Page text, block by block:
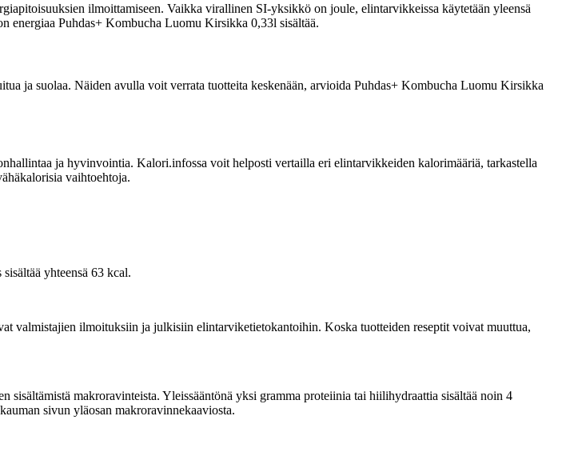
ilmoittamiseen. Vaikka virallinen SI-yksikkö on joule, elintarvikkeissa käytetään yleensä
Puhdas+ Kombucha Luomu Kirsikka 0,33l sisältää.
ja suolaa. Näiden avulla voit verrata tuotteita keskenään, arvioida Puhdas+ Kombucha Luomu Kirsikka
ja hyvinvointia. Kalori.infossa voit helposti vertailla eri elintarvikkeiden kalorimääriä, tarkastella
vaihtoehtoja.
yhteensä 63 kcal.
valmistajien ilmoituksiin ja julkisiin elintarviketietokantoihin. Koska tuotteiden reseptit voivat muuttua,
makroravinteista. Yleissääntönä yksi gramma proteiinia tai hiilihydraattia sisältää noin 4
sivun yläosan makroravinnekaaviosta.